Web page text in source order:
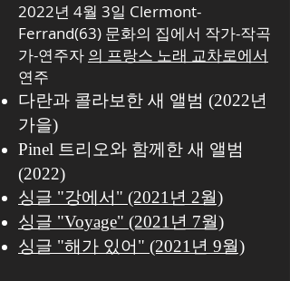
2022년 4월 3일 Clermont-
Ferrand(63) 문화의 집에서 작가-작곡
가-연주자 의 프랑스 노래 교차로에서
연주
다란과 콜라보한 새 앨범 (2022년
가을)
Pinel 트리오와 함께한 새 앨범
(2022)
싱글 "강에서" (2021년 2월)
싱글 "Voyage" (2021년 7월)
싱글 "해가 있어" (2021년 9월)